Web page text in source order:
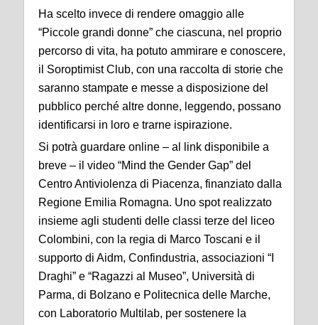
Ha scelto invece di rendere omaggio alle
“Piccole grandi donne” che ciascuna, nel proprio
percorso di vita, ha potuto ammirare e conoscere,
il Soroptimist Club, con una raccolta di storie che
saranno stampate e messe a disposizione del
pubblico perché altre donne, leggendo, possano
identificarsi in loro e trarne ispirazione.
Si potrà guardare online – al link disponibile a
breve – il video “Mind the Gender Gap” del
Centro Antiviolenza di Piacenza, finanziato dalla
Regione Emilia Romagna. Uno spot realizzato
insieme agli studenti delle classi terze del liceo
Colombini, con la regia di Marco Toscani e il
supporto di Aidm, Confindustria, associazioni “I
Draghi” e “Ragazzi al Museo”, Università di
Parma, di Bolzano e Politecnica delle Marche,
con Laboratorio Multilab, per sostenere la